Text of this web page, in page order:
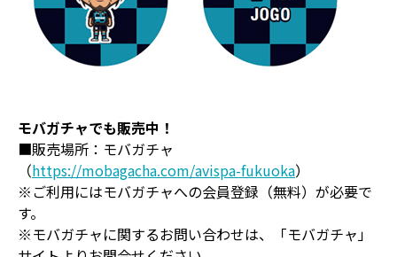
モバガチャでも販売中！
■販売場所：モバガチャ
（https://mobagacha.com/avispa-fukuoka）
※ご利用にはモバガチャへの会員登録（無料）が必要で
す。
※モバガチャに関するお問い合わせは、「モバガチャ」